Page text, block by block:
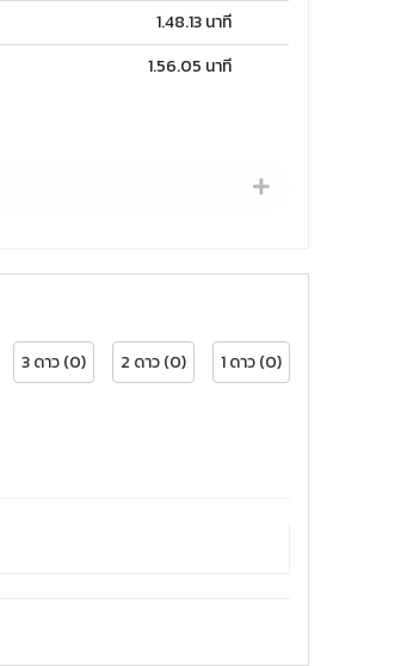
1.48.13 นาที
1.56.05 นาที
3 ดาว (0) 2 ดาว (0) 1 ดาว (0)